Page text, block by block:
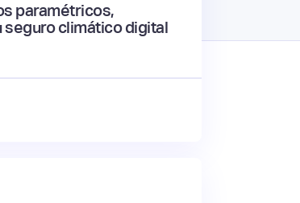
paramétricos,
seguro climático digital